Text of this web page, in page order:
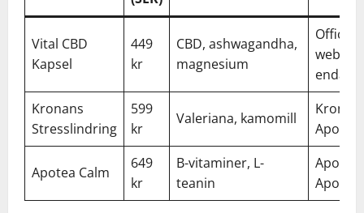
Vital CBD
Kapsel
449
kr
CBD, ashwagandha,
magnesium
endast
Kronans
Stresslindring
599
kr
Valeriana, kamomill
Apotek
Apotea Calm
649
kr
B-vitaminer, L-
teanin
Apotea,